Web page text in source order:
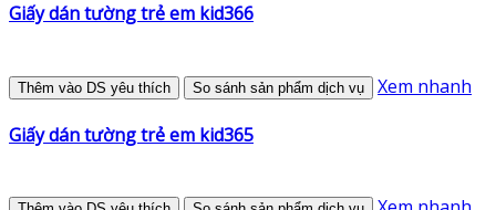
Giấy dán tường trẻ em kid366
Thêm vào DS yêu thích So sánh sản phẩm dịch vụ Xem nhanh
Giấy dán tường trẻ em kid365